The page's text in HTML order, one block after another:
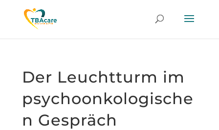
Der Leuchtturm im
psychoonkologische
n Gespräch